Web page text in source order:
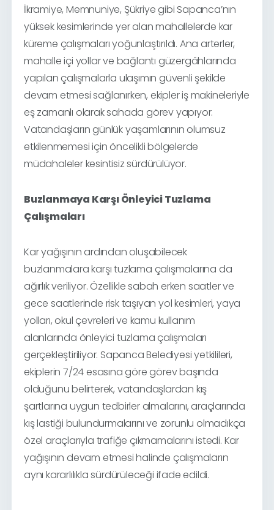
İkramiye, Memnuniye, Şükriye gibi Sapanca’nın
yüksek kesimlerinde yer alan mahallelerde kar
küreme çalışmaları yoğunlaştırıldı. Ana arterler,
mahalle içi yollar ve bağlantı güzergâhlarında
yapılan çalışmalarla ulaşımın güvenli şekilde
devam etmesi sağlanırken, ekipler iş makineleriyle
eş zamanlı olarak sahada görev yapıyor.
Vatandaşların günlük yaşamlarının olumsuz
etkilenmemesi için öncelikli bölgelerde
müdahaleler kesintisiz sürdürülüyor.
Buzlanmaya Karşı Önleyici Tuzlama
Çalışmaları
Kar yağışının ardından oluşabilecek
buzlanmalara karşı tuzlama çalışmalarına da
ağırlık veriliyor. Özellikle sabah erken saatler ve
gece saatlerinde risk taşıyan yol kesimleri, yaya
yolları, okul çevreleri ve kamu kullanım
alanlarında önleyici tuzlama çalışmaları
gerçekleştiriliyor. Sapanca Belediyesi yetkilileri,
ekiplerin 7/24 esasına göre görev başında
olduğunu belirterek, vatandaşlardan kış
şartlarına uygun tedbirler almalarını, araçlarında
kış lastiği bulundurmalarını ve zorunlu olmadıkça
özel araçlarıyla trafiğe çıkmamalarını istedi. Kar
yağışının devam etmesi halinde çalışmaların
aynı kararlılıkla sürdürüleceği ifade edildi.